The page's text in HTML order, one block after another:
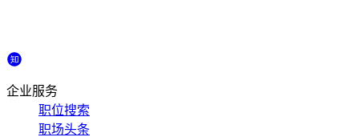
企业服务
职位搜索
职场头条